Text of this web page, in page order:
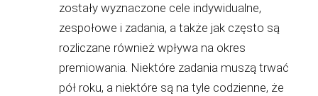
zostały wyznaczone cele indywidualne,
zespołowe i zadania, a także jak często są
rozliczane również wpływa na okres
premiowania. Niektóre zadania muszą trwać
pół roku, a niektóre są na tyle codzienne, że